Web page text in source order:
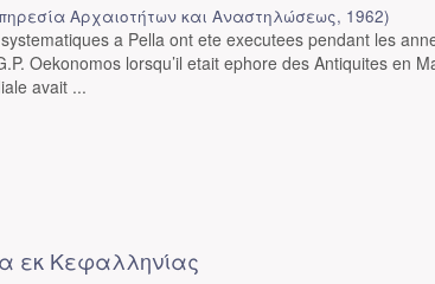
Αρχαιοτήτων και Αναστηλώσεως, 1962)
a Pella ont ete executees pendant les
Oekonomos lorsqu’il etait ephore des Antiquites en
avait ...
εκ Κεφαλληνίας